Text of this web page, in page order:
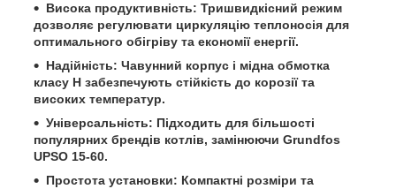
Висока продуктивність: Тришвидкісний режим
дозволяє регулювати циркуляцію теплоносія для
оптимального обігріву та економії енергії.
Надійність: Чавунний корпус і мідна обмотка
класу H забезпечують стійкість до корозії та
високих температур.
Універсальність: Підходить для більшості
популярних брендів котлів, замінюючи Grundfos
UPSO 15-60.
Простота установки: Компактні розміри та